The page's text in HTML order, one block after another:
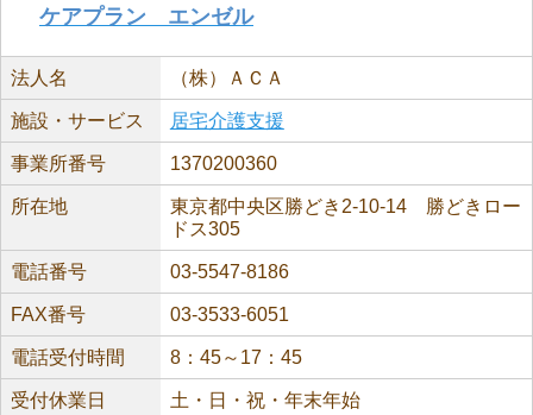
ケアプラン エンゼル
法人名 （株）ＡＣＡ
施設・サービス 居宅介護支援
事業所番号 1370200360
所在地
東京都中央区勝どき2-10-14 勝どきロー
ドス305
電話番号 03-5547-8186
FAX番号 03-3533-6051
電話受付時間 8：45～17：45
受付休業日 土・日・祝・年末年始